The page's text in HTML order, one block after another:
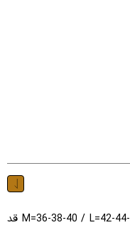
ست جنس : مازراتی رنگ : مشکی سایز : M=36-38-40 / L=42-44-46 قد